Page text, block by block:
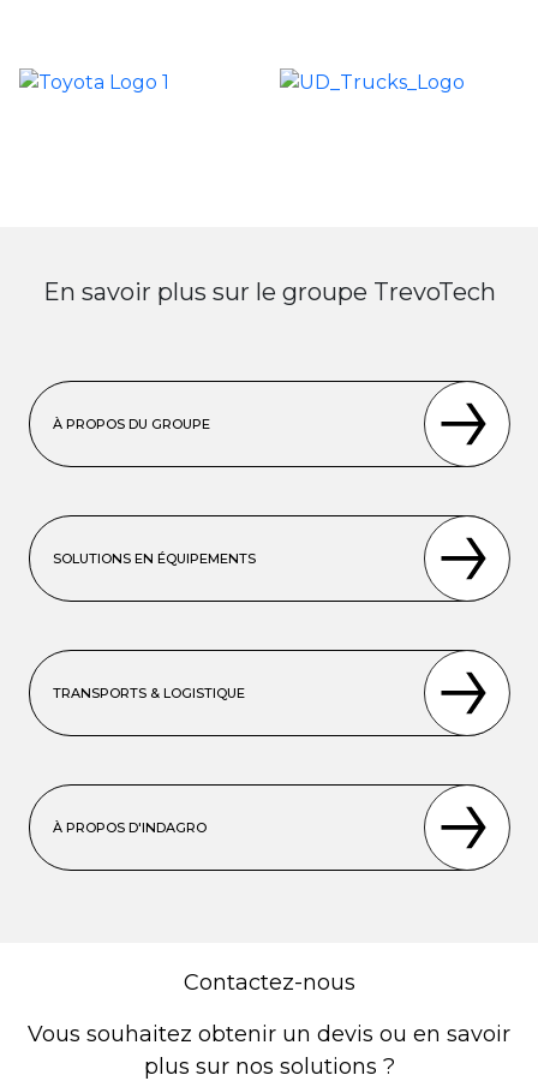
En savoir plus sur le groupe TrevoTech
À PROPOS DU GROUPE
SOLUTIONS EN ÉQUIPEMENTS
TRANSPORTS & LOGISTIQUE
À PROPOS D'INDAGRO
Contactez-nous
Vous souhaitez obtenir un devis ou en savoir
plus sur nos solutions ?